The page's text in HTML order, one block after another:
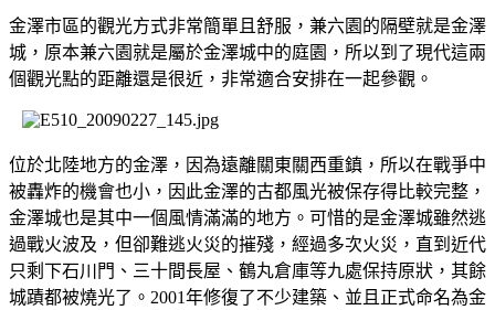
金澤市區的觀光方式非常簡單且舒服，兼六園的隔壁就是金澤
城，原本兼六園就是屬於金澤城中的庭園，所以到了現代這兩
個觀光點的距離還是很近，非常適合安排在一起參觀。
位於北陸地方的金澤，因為遠離關東關西重鎮，所以在戰爭中
被轟炸的機會也小，因此金澤的古都風光被保存得比較完整，
金澤城也是其中一個風情滿滿的地方。可惜的是金澤城雖然逃
過戰火波及，但卻難逃火災的摧殘，經過多次火災，直到近代
只剩下石川門、三十間長屋、鶴丸倉庫等九處保持原狀，其餘
城蹟都被燒光了。2001年修復了不少建築、並且正式命名為金